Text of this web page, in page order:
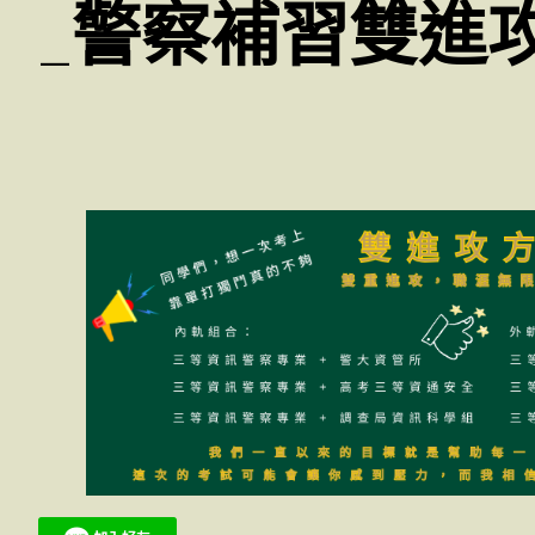
_警察補習雙進